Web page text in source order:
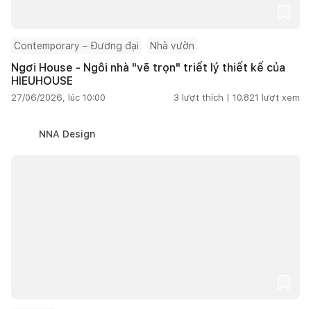
Contemporary – Đương đại Nhà vườn
Ngơi House - Ngôi nhà "vẽ trọn" triết lý thiết kế của
HIEUHOUSE
27/06/2026, lúc 10:00 3 lượt thích | 10.821 lượt xem
NNA Design